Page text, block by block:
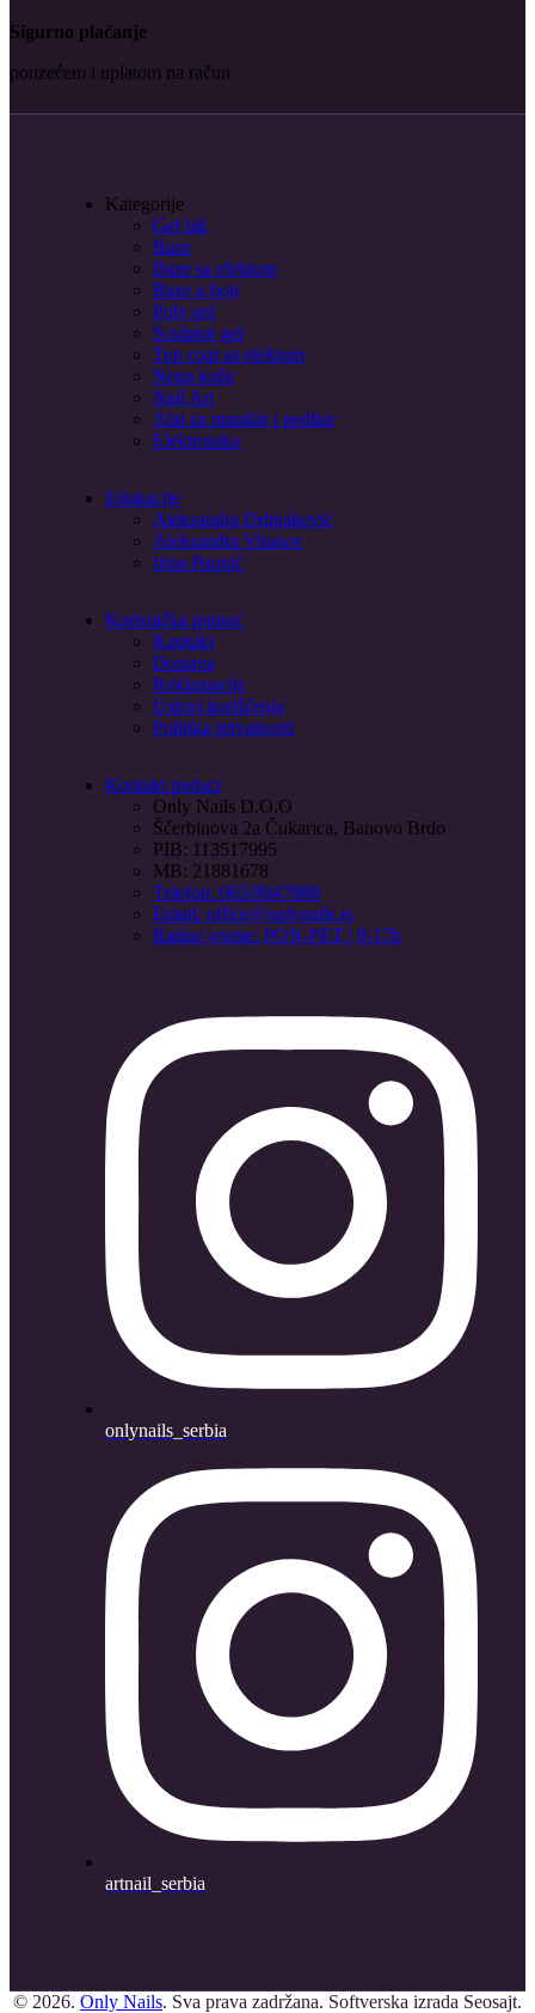
Sigurno plaćanje
pouzećem i uplatom na račun
Kategorije
Gel lak
Baze
Baze sa efektom
Baze u boji
Poly gel
Sculptor gel
Top coat sa efektom
Nega kože
Nail Art
Alat za manikir i pedikir
Elektronika
Edukacije
Aleksandra Drinjaković
Aleksandra Vitanov
Irina Paunić
Korisnička pomoć
Kontakt
Dostava
Reklamacije
Uslovi korišćenja
Politika privatnosti
Kontakt podaci
Only Nails D.O.O
Ščerbinova 2a Čukarica, Banovo Brdo
PIB: 113517995
MB: 21881678
Telefon: 065/8047888
Email: office@onlynails.rs
Radno vreme: PON-PET | 9-17h
onlynails_serbia
artnail_serbia
© 2026. Only Nails. Sva prava zadržana. Softverska izrada Seosajt.